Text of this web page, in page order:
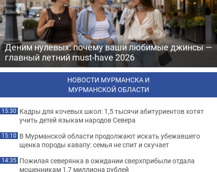
Деним нулевых: почему ваши любимые джинсы —
главный летний must-have 2026
НОВОСТИ МУРМАНСКА И
МУРМАНСКОЙ ОБЛАСТИ
15:30 Кадры для кочевых школ: 1,5 тысячи абитуриентов хотят
учить детей языкам народов Севера
15:10 В Мурманской области продолжают искать убежавшего
щенка породы кавапу: семья не спит и скучает
14:35 Пожилая северянка в ожидании сверхприбыли отдала
мошенникам 1,7 миллиона рублей